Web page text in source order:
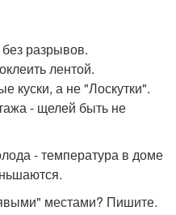
разрывов.
лентой.
куски, а не "Лоскутки".
- щелей быть не
- температура в доме
местами? Пишите.